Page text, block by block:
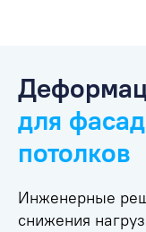
для
потолков
Инженерные
снижения